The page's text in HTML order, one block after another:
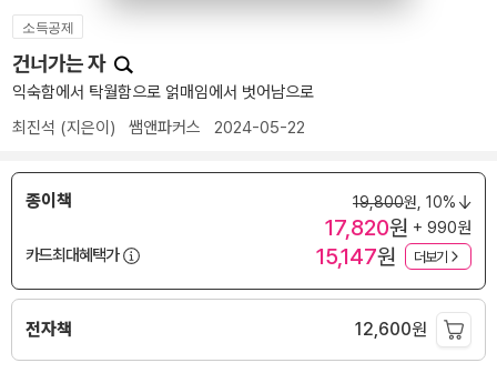
소득공제
건너가는 자
익숙함에서 탁월함으로 얽매임에서 벗어남으로
최진석 (지은이) 쌤앤파커스 2024-05-22
종이책 19,800원, 10%
17,820원 + 990원
카드최대혜택가
15,147원 더보기
전자책 12,600원